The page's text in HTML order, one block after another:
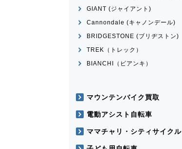
GIANT (ジャイアント)
Cannondale (キャノンデール)
BRIDGESTONE (ブリヂストン)
TREK（トレック）
BIANCHI（ビアンキ）
マウンテンバイク買取
電動アシスト自転車
ママチャリ・シティサイクル